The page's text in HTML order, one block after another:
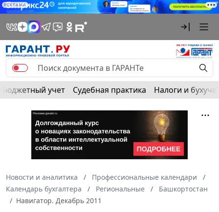
РЕКЛАМА
Бюджетный учет Судебная практика Налоги и
Новости и аналитика
Профессиональные календари
Календарь бухгалтера
Региональные
Башкортостан
Навигатор. Декабрь 2011